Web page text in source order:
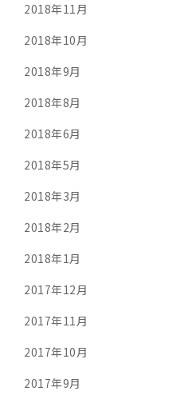
2018年11月
2018年10月
2018年9月
2018年8月
2018年6月
2018年5月
2018年3月
2018年2月
2018年1月
2017年12月
2017年11月
2017年10月
2017年9月